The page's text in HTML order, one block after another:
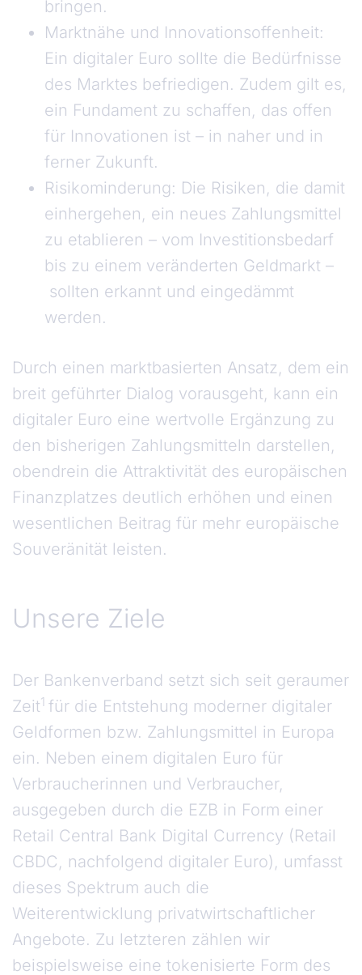
bringen.
Marktnähe und Innovationsoffenheit:
Ein digitaler Euro sollte die Bedürfnisse
des Marktes befriedigen. Zudem gilt es,
ein Fundament zu schaffen, das offen
für Innovationen ist – in naher und in
ferner Zukunft.
Risikominderung: Die Risiken, die damit
einhergehen, ein neues Zahlungsmittel
zu etablieren – vom Investitionsbedarf
bis zu einem veränderten Geldmarkt –
sollten erkannt und eingedämmt
werden.
Durch einen marktbasierten Ansatz, dem ein
breit geführter Dialog vorausgeht, kann ein
digitaler Euro eine wertvolle Ergänzung zu
den bisherigen Zahlungsmitteln darstellen,
obendrein die Attraktivität des europäischen
Finanzplatzes deutlich erhöhen und einen
wesentlichen Beitrag für mehr europäische
Souveränität leisten.
Unsere Ziele
Der Bankenverband setzt sich seit geraumer
Zeit1 für die Entstehung moderner digitaler
Geldformen bzw. Zahlungsmittel in Europa
ein. Neben einem digitalen Euro für
Verbraucherinnen und Verbraucher,
ausgegeben durch die EZB in Form einer
Retail Central Bank Digital Currency (Retail
CBDC, nachfolgend digitaler Euro), umfasst
dieses Spektrum auch die
Weiterentwicklung privatwirtschaftlicher
Angebote. Zu letzteren zählen wir
beispielsweise eine tokenisierte Form des